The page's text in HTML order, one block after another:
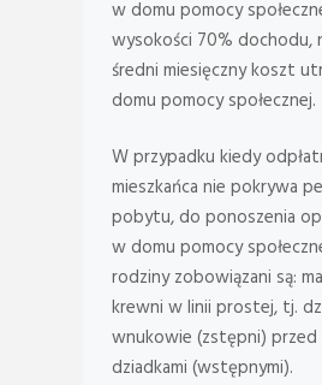
w domu pomocy
wysokości 70% dochodu,
średni miesięczny koszt
domu pomocy społecznej.
W przypadku kiedy
mieszkańca nie pokrywa
pobytu, do ponoszenia
w domu pomocy
rodziny zobowiązani są:
krewni w linii prostej, tj.
wnukowie (zstępni) przed
dziadkami (wstępnymi).